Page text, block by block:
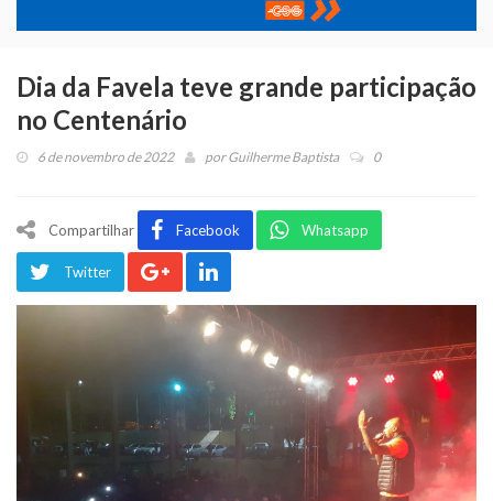
Dia da Favela teve grande participação
no Centenário
6 de novembro de 2022 porGuilherme Baptista 0
Compartilhar Facebook Whatsapp
Twitter